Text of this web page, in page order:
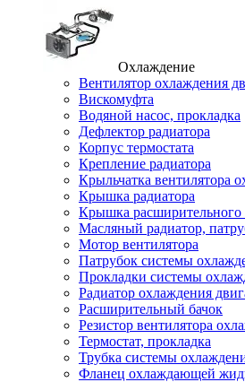
Охлаждение
Вентилятор охлаждения
Вискомуфта
Водяной насос, прокладка
Дефлектор радиатора
Корпус термостата
Крепление радиатора
Крыльчатка вентилятора
Крышка радиатора
Крышка расширительного
Масляный радиатор,
Мотор вентилятора
Патрубок системы
Прокладки системы
Радиатор охлаждения
Расширительный бачок
Резистор вентилятора
Термостат, прокладка
Трубка системы
Фланец охлаждающей